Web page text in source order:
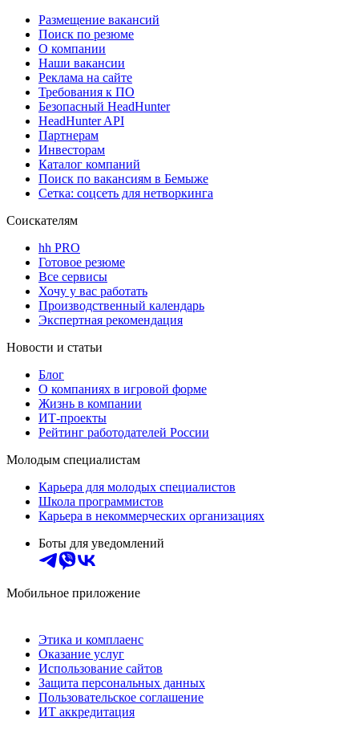
Размещение вакансий
Поиск по резюме
О компании
Наши вакансии
Реклама на сайте
Требования к ПО
Безопасный HeadHunter
HeadHunter API
Партнерам
Инвесторам
Каталог компаний
Поиск по вакансиям в Бемыже
Сетка: соцсеть для нетворкинга
Соискателям
hh PRO
Готовое резюме
Все сервисы
Хочу у вас работать
Производственный календарь
Экспертная рекомендация
Новости и статьи
Блог
О компаниях в игровой форме
Жизнь в компании
ИТ-проекты
Рейтинг работодателей России
Молодым специалистам
Карьера для молодых специалистов
Школа программистов
Карьера в некоммерческих организациях
Боты для уведомлений
Мобильное приложение
Этика и комплаенс
Оказание услуг
Использование сайтов
Защита персональных данных
Пользовательское соглашение
ИТ аккредитация